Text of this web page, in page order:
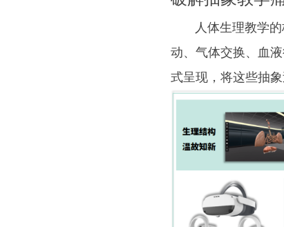
人体生理教学的
动、气体交换、血
式呈现，将这些抽